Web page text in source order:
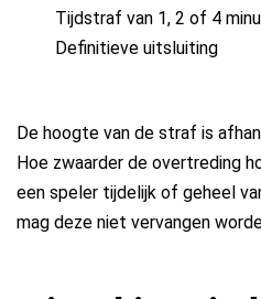
Tijdstraf van 1, 2 of 4
Definitieve uitsluiting
De hoogte van de straf is
Hoe zwaarder de overtreding
een speler tijdelijk of geheel
mag deze niet vervangen